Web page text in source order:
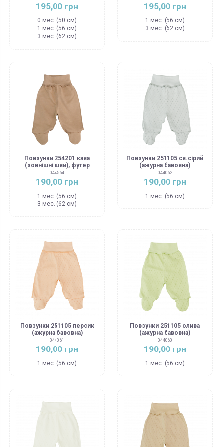
195,00 грн
0 мес. (50 см)
1 мес. (56 см)
3 мес. (62 см)
195,00 грн
1 мес. (56 см)
3 мес. (62 см)
Повзунки 254201 кава
(зовнішні шви), футер
044564
190,00 грн
1 мес. (56 см)
3 мес. (62 см)
Повзунки 251105 св.сірий
(ажурна бавовна)
044062
190,00 грн
1 мес. (56 см)
Повзунки 251105 персик
(ажурна бавовна)
044061
190,00 грн
1 мес. (56 см)
Повзунки 251105 олива
(ажурна бавовна)
044060
190,00 грн
1 мес. (56 см)